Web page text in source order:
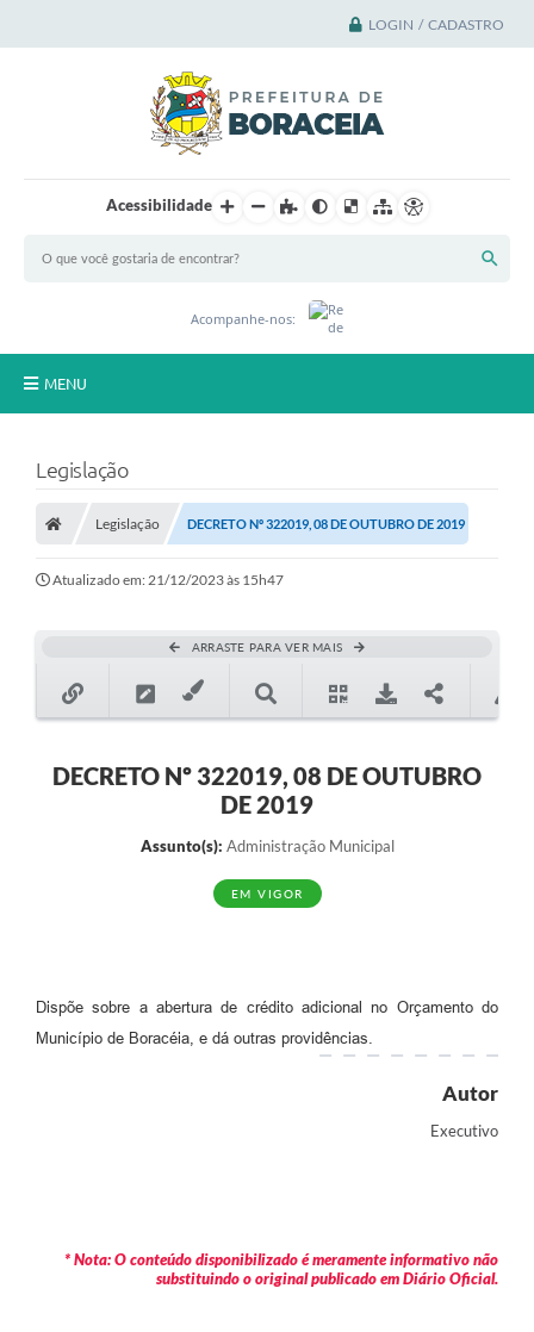
LOGIN / CADASTRO
Acessibilidade
Acompanhe-nos:
MENU
A Cidade
A Prefeitura
Notícias
Serviços Online
Multimídia
Empregos & Oportunidades
Galeria de Vídeos
Secretarias
Legislação
Legislação DECRETO Nº 322019, 08 DE OUTUBRO DE 2019
Atualizado em: 21/12/2023 às 15h47
ARRASTE PARA VER MAIS
DECRETO Nº 322019, 08 DE OUTUBRO
DE 2019
Assunto(s): Administração Municipal
EM VIGOR
Dispõe sobre a abertura de crédito adicional no Orçamento do
Município de Boracéia, e dá outras providências.
Autor
Executivo
* Nota: O conteúdo disponibilizado é meramente informativo não
substituindo o original publicado em Diário Oficial.